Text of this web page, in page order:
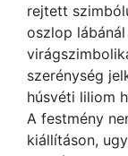
rejtett
oszlop
szerénység
húsvéti liliom
A festmény
kiállításon,